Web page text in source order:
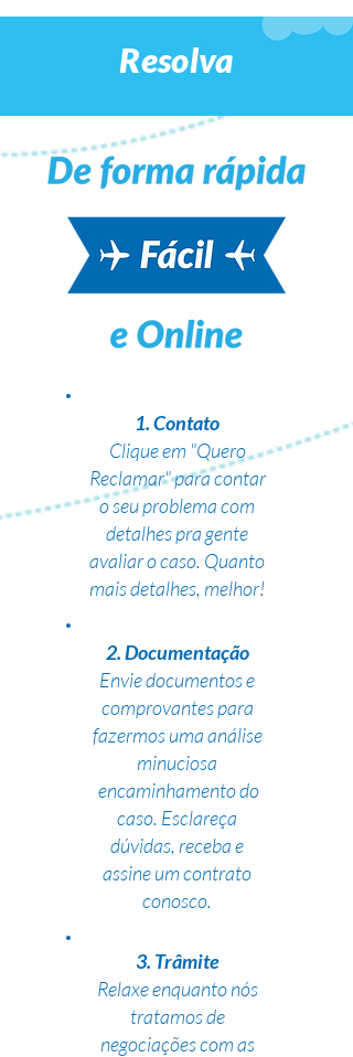
Resolva
1. Contato
Clique em "Quero
Reclamar" para contar
o seu problema com
detalhes pra gente
avaliar o caso. Quanto
mais detalhes, melhor!
2. Documentação
Envie documentos e
comprovantes para
fazermos uma análise
minuciosa
encaminhamento do
caso. Esclareça
dúvidas, receba e
assine um contrato
conosco.
3. Trâmite
Relaxe enquanto nós
tratamos de
negociações com as